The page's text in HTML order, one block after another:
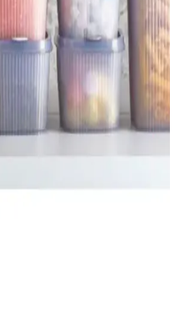
ev dekorasyonunda
her mekâna uyum
sunar.
Mutfak ve
bölmeli ve dayanıklı
Tasarımın
pratik saklama kabı
alan kullanımı ve